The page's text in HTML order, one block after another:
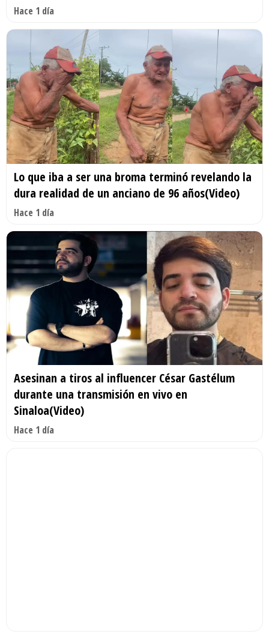
Hace 1 día
Lo que iba a ser una broma terminó revelando la
dura realidad de un anciano de 96 años(Video)
Hace 1 día
Asesinan a tiros al influencer César Gastélum
durante una transmisión en vivo en
Sinaloa(Video)
Hace 1 día